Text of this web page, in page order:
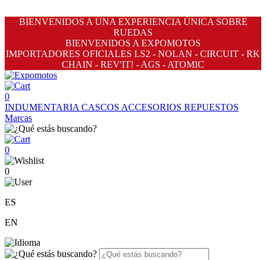
BIENVENIDOS A UNA EXPERIENCIA ÚNICA SOBRE
RUEDAS
BIENVENIDOS A EXPOMOTOS
IMPORTADORES OFICIALES LS2 - NOLAN - CIRCUIT - RK
CHAIN - REV'IT! - AGS - ATOMIC
0
INDUMENTARIA CASCOS ACCESORIOS REPUESTOS
Marcas
0
0
ES
EN